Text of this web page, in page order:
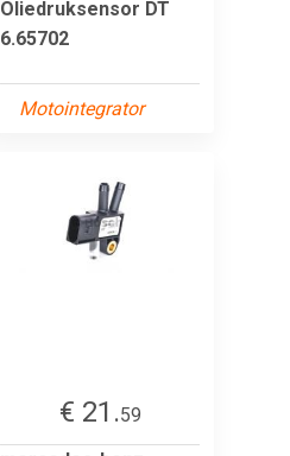
Oliedruksensor DT
6.65702
Motointegrator
€ 21.59